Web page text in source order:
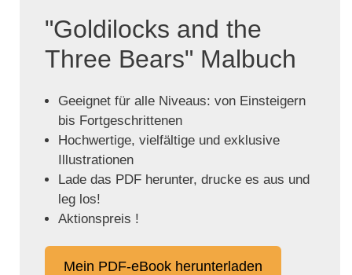
"Goldilocks and the
Three Bears" Malbuch
Geeignet für alle Niveaus: von Einsteigern
bis Fortgeschrittenen
Hochwertige, vielfältige und exklusive
Illustrationen
Lade das PDF herunter, drucke es aus und
leg los!
Aktionspreis !
Mein PDF-eBook herunterladen